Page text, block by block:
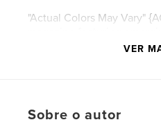
"Actual Colors May Vary"
photographers, artists and
VER
Sobre o autor